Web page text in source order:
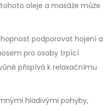
oleje a masáže může
podporovat hojení a
pro osoby trpící
přispívá k relaxačnímu
hladivými pohyby,